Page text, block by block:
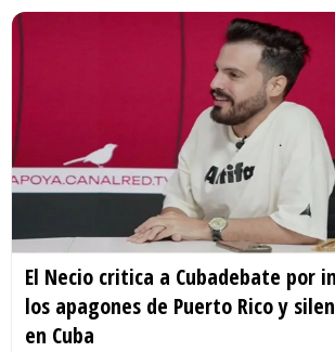
El Necio critica a Cubadebate por
los apagones de Puerto Rico y
en Cuba